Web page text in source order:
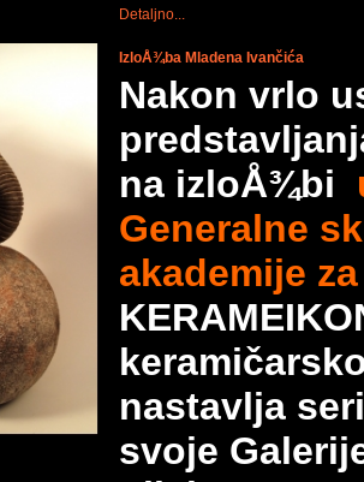
Detaljno...
IzloÅ¾ba Mladena Ivančića
Nakon vrlo
na izloÅ¾bi
Generalne
akademije
nastavlja
svoje